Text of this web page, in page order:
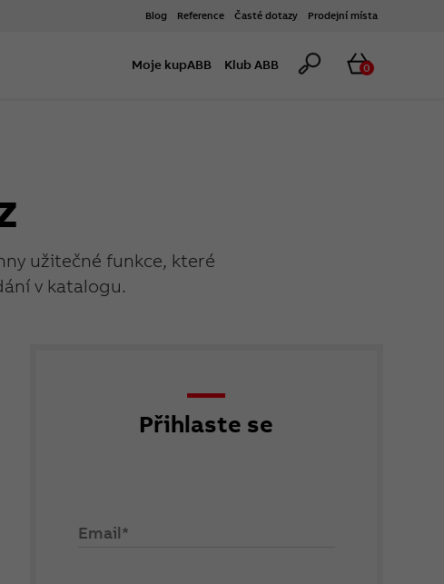
Blog Reference Časté dotazy Prodejní místa
Moje kupABB Klub ABB Hledat
0
užitečné funkce, které
v katalogu.
Přihlaste se
Email*